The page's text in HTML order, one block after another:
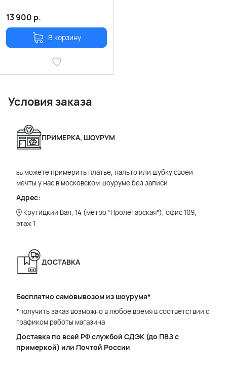
13 900 р.
В корзину
Условия заказа
ПРИМЕРКА, ШОУРУМ
Вы можете примерить платье, пальто или шубку своей
мечты у нас в московском шоуруме без записи
Адрес:
Крутицкий Вал, 14 (метро “Пролетарская”), офис 109,
этаж 1
ДОСТАВКА
Бесплатно самовывозом из шоурума*
*получить заказ возможно в любое время в соответствии с
графиком работы магазина
Доставка по всей РФ службой СДЭК (до ПВЗ с
примеркой) или Почтой России